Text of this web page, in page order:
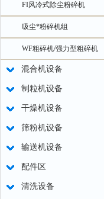
FI风冷式除尘粉碎机
吸尘*粉碎机组
WF粗碎机/强力型粗碎机
混合机设备
制粒机设备
干燥机设备
筛粉机设备
输送机设备
配件区
清洗设备